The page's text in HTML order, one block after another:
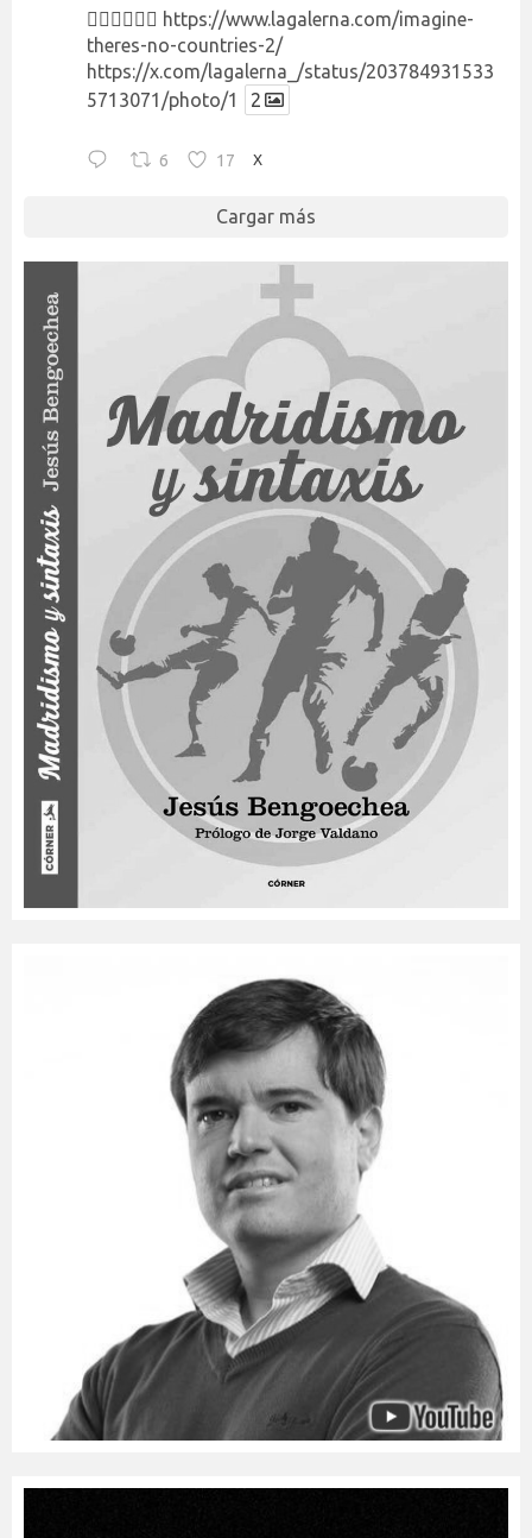
👉🏻👉🏻👉🏻 https://www.lagalerna.com/imagine-
theres-no-countries-2/
https://x.com/lagalerna_/status/203784931533
5713071/photo/1
2
6 17 X
Cargar más